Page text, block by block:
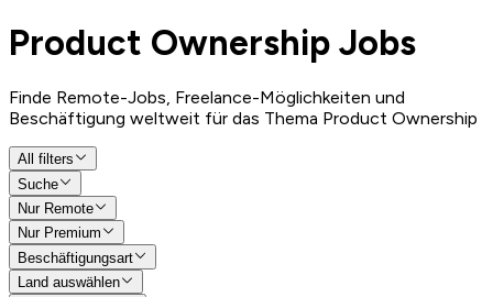
Product Ownership Jobs
Finde Remote-Jobs, Freelance-Möglichkeiten und
Beschäftigung weltweit für das Thema Product Ownership
All filters
Suche
Nur Remote
Nur Premium
Beschäftigungsart
Land auswählen